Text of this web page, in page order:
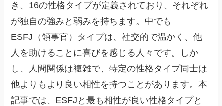
き、16の性格タイプが定義されており、それぞれ
が独自の強みと弱みを持ちます。中でも
ESFJ（領事官）タイプは、社交的で温かく、他
人を助けることに喜びを感じる人々です。しか
し、人間関係は複雑で、特定の性格タイプ同士は
他よりもより良い相性を持つことがあります。本
記事では、ESFJと最も相性が良い性格タイプと